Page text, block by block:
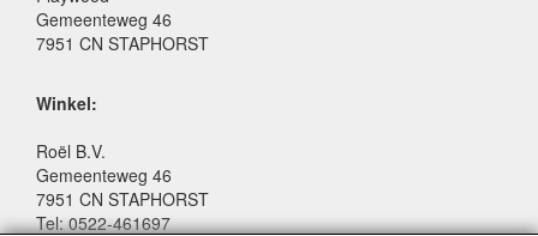
Gemeenteweg 46
7951 CN STAPHORST
Winkel:
Roël B.V.
Gemeenteweg 46
7951 CN STAPHORST
Tel: 0522-461697